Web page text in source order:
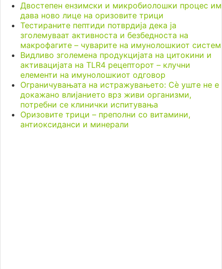
Двостепен ензимски и микробиолошки процес им
дава ново лице на оризовите трици
Тестираните пептиди потврдија дека ја
зголемуваат активноста и безбедноста на
макрофагите – чуварите на имунолошкиот систем
Видливо зголемена продукцијата на цитокини и
активацијата на TLR4 рецепторот – клучни
елементи на имунолошкиот одговор
Ограничувањата на истражувањето: Сè уште не е
докажано влијанието врз живи организми,
потребни се клинички испитувања
Оризовите трици – преполни со витамини,
антиоксиданси и минерали